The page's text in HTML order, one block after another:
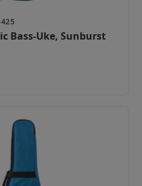
Bass-Uke, Sunburst